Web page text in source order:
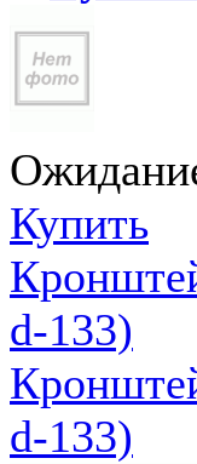
Купить
d-133)
d-133)